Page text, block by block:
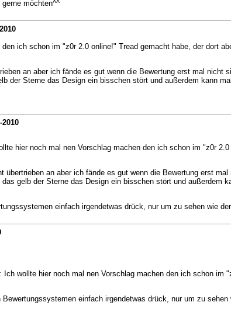
möchten^^
ich schon im "z0r 2.0 online!" Tread gemacht habe, der dort
an aber ich fände es gut wenn die Bewertung erst mal nicht
der Sterne das Design ein bisschen stört und außerdem kann
2010
hier noch mal nen Vorschlag machen den ich schon im "z0r
übertrieben an aber ich fände es gut wenn die Bewertung erst
gelb der Sterne das Design ein bisschen stört und außerdem
einfach irgendetwas drück, nur um zu sehen wie
Ich wollte hier noch mal nen Vorschlag machen den ich schon im
einfach irgendetwas drück, nur um zu sehen